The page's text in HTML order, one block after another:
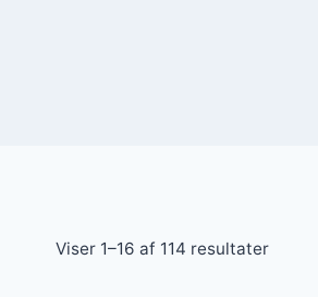
Viser 1–16 af 114 resultater